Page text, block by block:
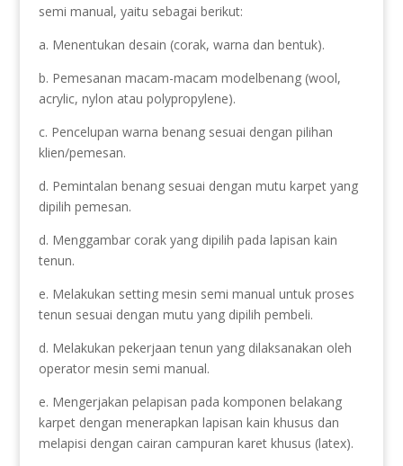
semi manual, yaitu sebagai berikut:
a. Menentukan desain (corak, warna dan bentuk).
b. Pemesanan macam-macam modelbenang (wool,
acrylic, nylon atau polypropylene).
c. Pencelupan warna benang sesuai dengan pilihan
klien/pemesan.
d. Pemintalan benang sesuai dengan mutu karpet yang
dipilih pemesan.
d. Menggambar corak yang dipilih pada lapisan kain
tenun.
e. Melakukan setting mesin semi manual untuk proses
tenun sesuai dengan mutu yang dipilih pembeli.
d. Melakukan pekerjaan tenun yang dilaksanakan oleh
operator mesin semi manual.
e. Mengerjakan pelapisan pada komponen belakang
karpet dengan menerapkan lapisan kain khusus dan
melapisi dengan cairan campuran karet khusus (latex).